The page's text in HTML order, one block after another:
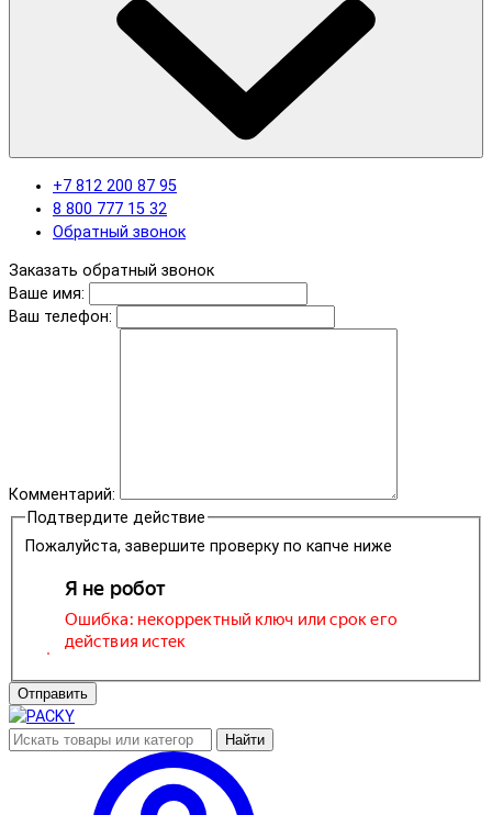
+7 812 200 87 95
8 800 777 15 32
Обратный звонок
Заказать обратный звонок
Ваше имя:
Ваш телефон:
Комментарий:
Подтвердите действие
Пожалуйста, завершите проверку по капче ниже
Отправить
Найти